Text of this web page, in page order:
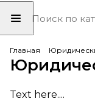
Главная
Text here....